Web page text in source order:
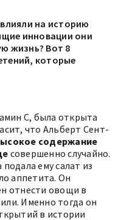
на историю
инновации они
жизнь? Вот 8
которые
С, была открыта
что Альберт Сент-
содержание
совершенно случайно.
ему салат из
аппетита. Он
отнести овощи в
Именно тогда он
в истории